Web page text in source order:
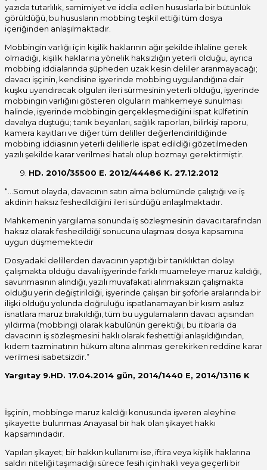
yazıda tutarlılık, samimiyet ve iddia edilen hususlarla bir bütünlük
görüldüğü, bu hususların mobbing teşkil ettiği tüm dosya
içeriğinden anlaşılmaktadır.
Mobbingin varlığı için kişilik haklarının ağır şekilde ihlaline gerek
olmadığı, kişilik haklarına yönelik haksızlığın yeterli olduğu, ayrıca
mobbing iddialarında şüpheden uzak kesin deliller aranmayacağı;
davacı işçinin, kendisine işyerinde mobbing uygulandığına dair
kuşku uyandıracak olguları ileri sürmesinin yeterli olduğu, işyerinde
mobbingin varlığını gösteren olguların mahkemeye sunulması
halinde, işyerinde mobbingin gerçekleşmediğini ispat külfetinin
davalıya düştüğü; tanık beyanları, sağlık raporları, bilirkişi raporu,
kamera kayıtları ve diğer tüm deliller değerlendirildiğinde
mobbing iddiasının yeterli delillerle ispat edildiği gözetilmeden
yazılı şekilde karar verilmesi hatalı olup bozmayı gerektirmiştir.
HD. 2010/35500 E. 2012/44486 K. 27.12.2012
“…Somut olayda, davacının satın alma bölümünde çalıştığı ve iş
akdinin haksız feshedildiğini ileri sürdüğü anlaşılmaktadır.
Mahkemenin yargılama sonunda iş sözleşmesinin davacı tarafından
haksız olarak feshedildiği sonucuna ulaşması dosya kapsamına
uygun düşmemektedir
Dosyadaki delillerden davacının yaptığı bir tanıklıktan dolayı
çalışmakta olduğu davalı işyerinde farklı muameleye maruz kaldığı,
savunmasının alındığı, yazılı muvafakati alınmaksızın çalışmakta
olduğu yerin değiştirildiği, işyerinde çalışan bir şoförle aralarında bir
ilişki olduğu yolunda doğruluğu ispatlanamayan bir kısım asılsız
isnatlara maruz bırakıldığı, tüm bu uygulamaların davacı açısından
yıldırma (mobbing) olarak kabulünün gerektiği, bu itibarla da
davacının iş sözleşmesini haklı olarak feshettiği anlaşıldığından,
kıdem tazminatının hüküm altına alınması gerekirken reddine karar
verilmesi isabetsizdir.”
Yargıtay 9.HD. 17.04.2014 gün, 2014/1440 E, 2014/13116 K
İşçinin, mobbinge maruz kaldığı konusunda işveren aleyhine
şikayette bulunması Anayasal bir hak olan şikayet hakkı
kapsamındadır.
Yapılan şikayet; bir hakkın kullanımı ise, iftira veya kişilik haklarına
saldırı niteliği taşımadığı sürece fesih için haklı veya geçerli bir